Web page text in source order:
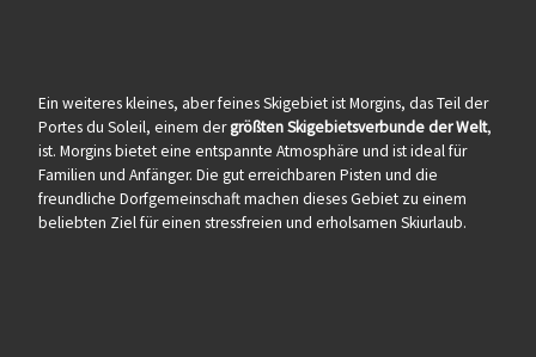
Ein weiteres kleines, aber feines Skigebiet ist Morgins, das Teil der
Portes du Soleil, einem dergrößten Skigebietsverbunde der Welt,
ist. Morgins bietet eine entspannte Atmosphäre und ist ideal für
Familien und Anfänger. Die gut erreichbaren Pisten und die
freundliche Dorfgemeinschaft machen dieses Gebiet zu einem
beliebten Ziel für einen stressfreien und erholsamen Skiurlaub.